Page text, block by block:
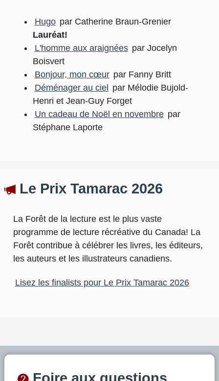
Hugo par Catherine Braun-Grenier
Lauréat!
L'homme aux araignées par Jocelyn
Boisvert
Bonjour, mon cœur par Fanny Britt
Déménager au ciel par Mélodie Bujold-
Henri et Jean-Guy Forget
Un cadeau de Noël en novembre par
Stéphane Laporte
Le Prix Tamarac 2026
La Forêt de la lecture est le plus vaste
programme de lecture récréative du Canada! La
Forêt contribue à célébrer les livres, les éditeurs,
les auteurs et les illustrateurs canadiens.
Lisez les finalists pour Le Prix Tamarac 2026